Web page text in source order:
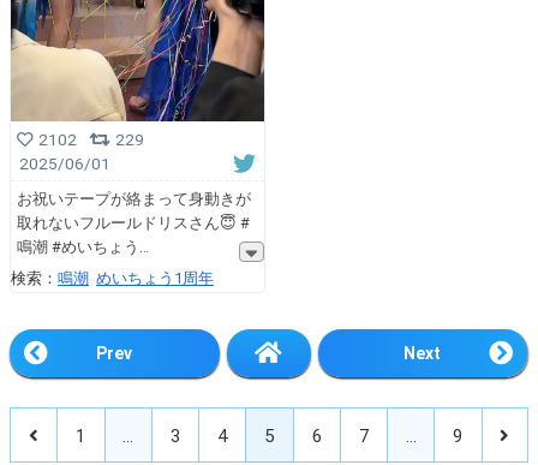
2102
229
2025/06/01
お祝いテープが絡まって身動きが
取れないフルールドリスさん😇 #
鳴潮 #めいちょう
検索： 鳴潮 めいちょう1周年
Prev Next
1 … 3 4 5 6 7 … 9